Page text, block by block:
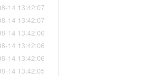
14 13:42:07
14 13:42:07
14 13:42:06
14 13:42:06
14 13:42:06
14 13:42:05